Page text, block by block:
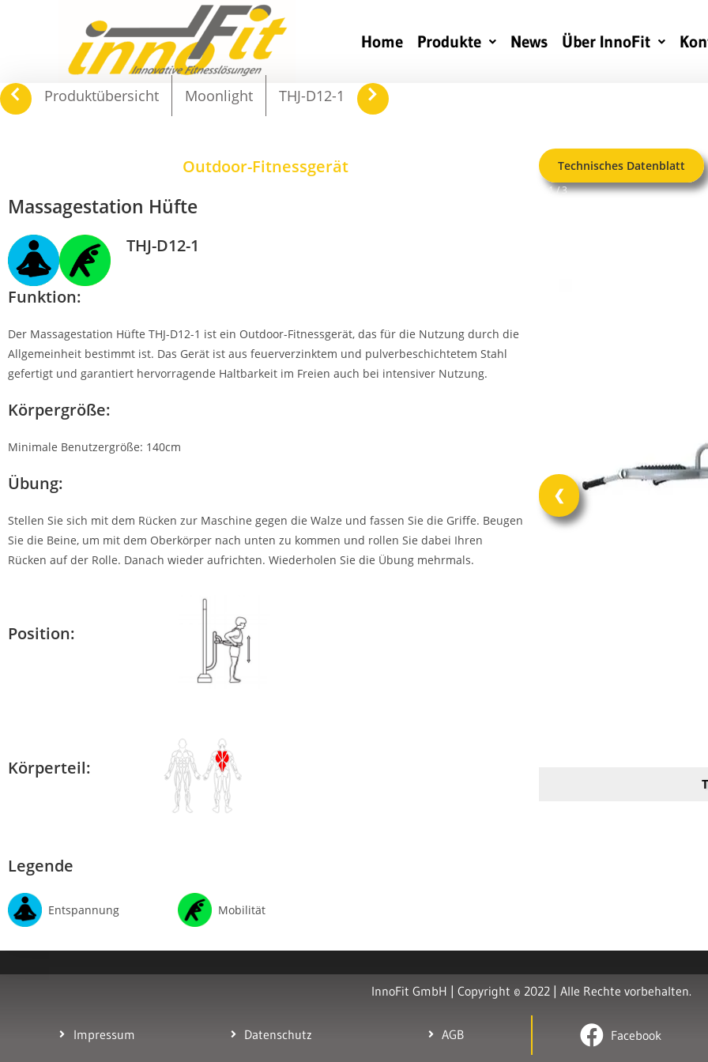
Home Produkte News Über InnoFit
navigate_before Produktübersicht Moonlight THJ-D12-1 keyboard_arrow_right
Outdoor-Fitnessgerät
Massagestation Hüfte
THJ-D12-1
Funktion:
Der Massagestation Hüfte THJ-D12-1 ist ein Outdoor-Fitnessgerät, das für die Nutzung durch die
Allgemeinheit bestimmt ist. Das Gerät ist aus feuerverzinktem und pulverbeschichtetem Stahl
gefertigt und garantiert hervorragende Haltbarkeit im Freien auch bei intensiver Nutzung.
Körpergröße:
Minimale Benutzergröße: 140cm
Übung:
Stellen Sie sich mit dem Rücken zur Maschine gegen die Walze und fassen Sie die Griffe. Beugen
Sie die Beine, um mit dem Oberkörper nach unten zu kommen und rollen Sie dabei Ihren
Rücken auf der Rolle. Danach wieder aufrichten. Wiederholen Sie die Übung mehrmals.
Position:
Körperteil:
Legende
Entspannung Mobilität
Technisches Datenblatt
1 / 3
❮
InnoFit GmbH | Copyright © 2022 | Alle Rechte vorbehalten.
Impressum Datenschutz AGB Facebook